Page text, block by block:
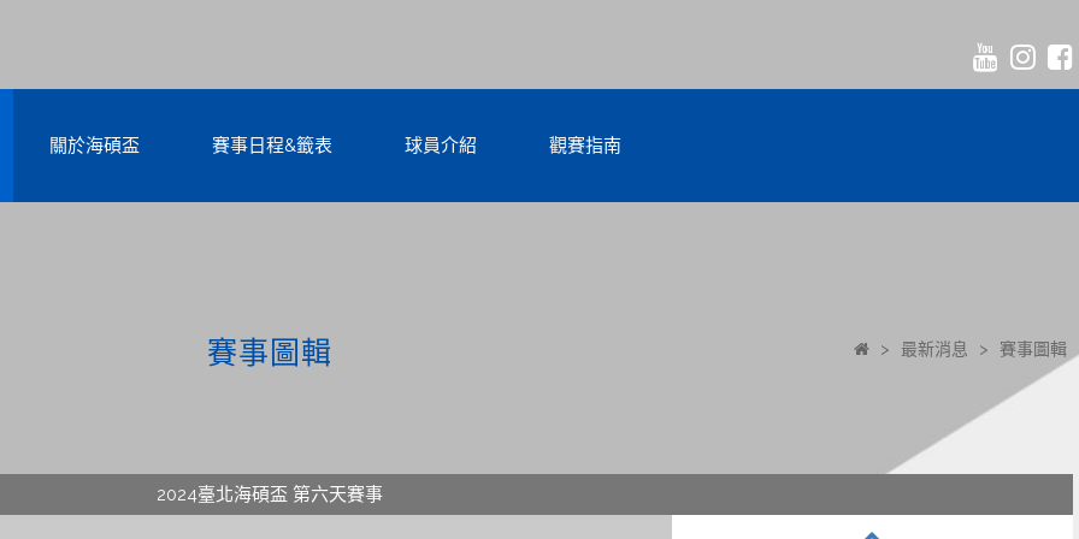
關於海碩盃 賽事日程&籤表 球員介紹 觀賽指南
賽事圖輯 > 最新消息 > 賽事圖輯
2024臺北海碩盃 第六天賽事